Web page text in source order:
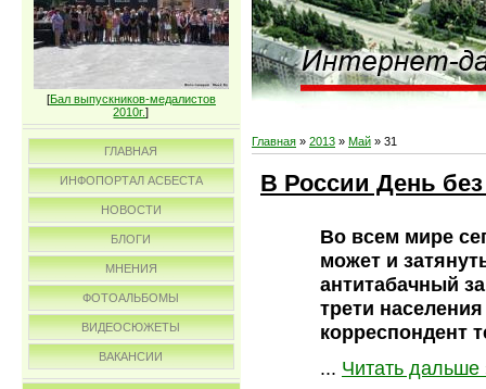
[Бал выпускников-медалистов
2010г.]
ГЛАВНАЯ
ИНФОПОРТАЛ АСБЕСТА
НОВОСТИ
БЛОГИ
МНЕНИЯ
ФОТОАЛЬБОМЫ
ВИДЕОСЮЖЕТЫ
ВАКАНСИИ
Главная » 2013 » Май » 31
В России День без
Во всем мире
может и
антитабачный
трети
корреспондент
... Читать дальше